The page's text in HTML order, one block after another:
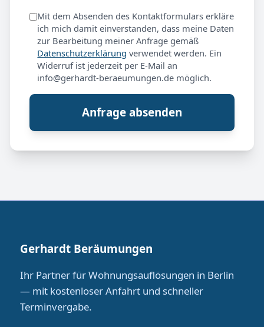
Mit dem Absenden des Kontaktformulars erkläre
ich mich damit einverstanden, dass meine Daten
zur Bearbeitung meiner Anfrage gemäß
Datenschutzerklärung verwendet werden. Ein
Widerruf ist jederzeit per E-Mail an
info@gerhardt-beraeumungen.de möglich.
Anfrage absenden
Gerhardt Beräumungen
Ihr Partner für Wohnungsauflösungen in Berlin
— mit kostenloser Anfahrt und schneller
Terminvergabe.